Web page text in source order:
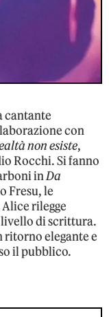
cantante
con
non esiste,
Rocchi. Si fanno
inDa
Fresu, le
rilegge
di scrittura.
ritorno elegante e
il pubblico.